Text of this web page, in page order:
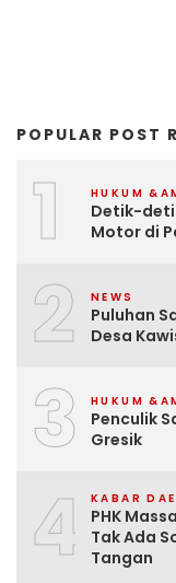
POPULAR POST
1 HUKUM
Detik-
Motor di
2 NEWS
Puluhan
Desa
3 HUKUM
Penculik
Gresik
4 KABAR
PHK
Tak Ada
Tangan